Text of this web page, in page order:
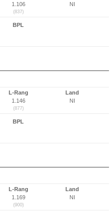
1.106
(837)
NI
BPL
L-Rang
1.146
(877)
Land
NI
BPL
L-Rang
1.169
(900)
Land
NI